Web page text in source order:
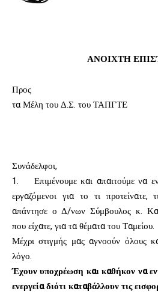
ΑΝΟΙΧΤΗ
Προς
τα Μέλη του Δ.Σ. του ΤΑΠΓΤΕ
Συνάδελφοι,
1. Επιμένουμε και απαιτούμε να
εργαζόμενοι για το τι προτείνατε,
απάντησε ο Δ/νων Σύμβουλος κ.
που είχατε, για τα θέματα του Ταμείου.
Μέχρι στιγμής μας αγνοούν όλους
λόγο.
Έχουν υποχρέωση και καθήκον να
ενεργεία διότι καταβάλλουν τις